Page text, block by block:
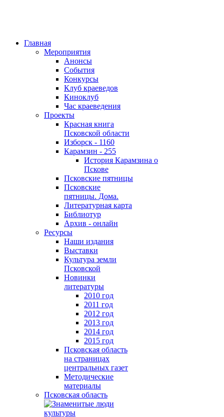
Главная
Мероприятия
Анонсы
События
Конкурсы
Клуб краеведов
Киноклуб
Час краеведения
Проекты
Красная книга
Псковской области
Изборск - 1160
Карамзин - 255
История Карамзина о
Пскове
Псковские пятницы
Псковские
пятницы. Дома.
Литературная карта
Библиотур
Архив - онлайн
Ресурсы
Наши издания
Выставки
Культура земли
Псковской
Новинки
литературы
2010 год
2011 год
2012 год
2013 год
2014 год
2015 год
Псковская область
на страницах
центральных газет
Методические
материалы
Псковская область